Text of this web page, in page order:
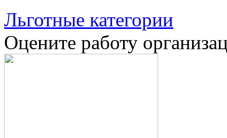
Льготные категории
Оцените работу